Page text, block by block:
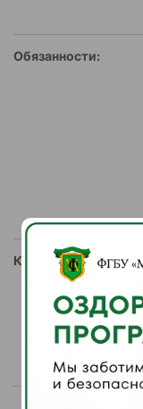
Обязанности:
Контакты: